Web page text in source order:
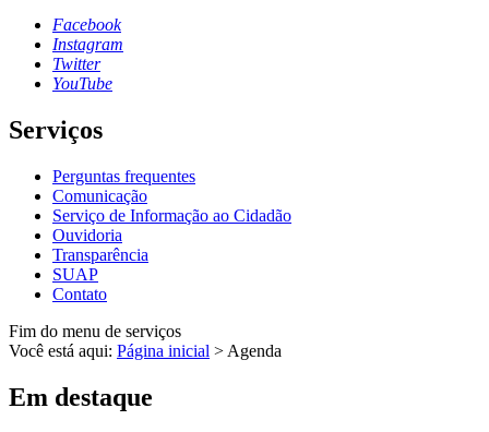
Facebook
Instagram
Twitter
YouTube
Serviços
Perguntas frequentes
Comunicação
Serviço de Informação ao Cidadão
Ouvidoria
Transparência
SUAP
Contato
Fim do menu de serviços
Você está aqui: Página inicial > Agenda
Em destaque